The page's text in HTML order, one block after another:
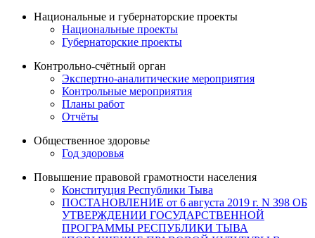
Национальные и губернаторские проекты
Национальные проекты
Губернаторские проекты
Контрольно-счётный орган
Экспертно-аналитические мероприятия
Контрольные мероприятия
Планы работ
Отчёты
Общественное здоровье
Год здоровья
Повышение правовой грамотности населения
Конституция Республики Тыва
ПОСТАНОВЛЕНИЕ от 6 августа 2019 г. N 398 ОБ
УТВЕРЖДЕНИИ ГОСУДАРСТВЕННОЙ
ПРОГРАММЫ РЕСПУБЛИКИ ТЫВА